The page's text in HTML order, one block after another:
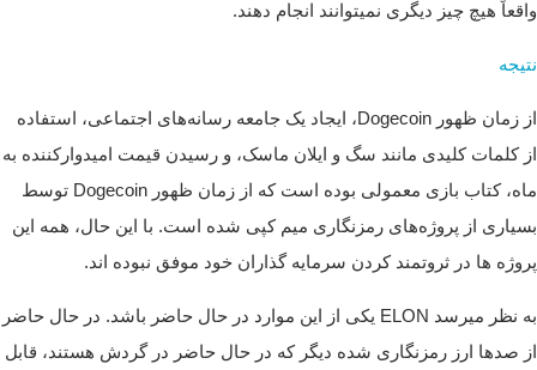
واقعاً هیچ چیز دیگری نمیتوانند انجام دهند.
نتیجه
از زمان ظهور Dogecoin، ایجاد یک جامعه رسانه‌های اجتماعی، استفاده
از کلمات کلیدی مانند سگ و ایلان ماسک، و رسیدن قیمت امیدوارکننده به
ماه، کتاب بازی معمولی بوده است که از زمان ظهور Dogecoin توسط
بسیاری از پروژه‌های رمزنگاری میم کپی شده است. با این حال، همه این
پروژه ها در ثروتمند کردن سرمایه گذاران خود موفق نبوده اند.
به نظر میرسد ELON یکی از این موارد در حال حاضر باشد. در حال حاضر
از صدها ارز رمزنگاری شده دیگر که در حال حاضر در گردش هستند، قابل